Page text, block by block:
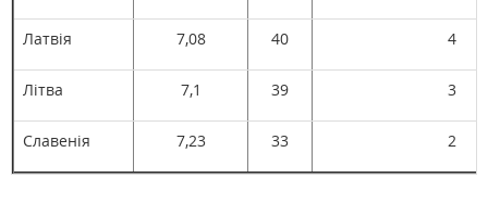
Латвія 7,08 40 4
Літва 7,1 39 3
Славенія 7,23 33 2